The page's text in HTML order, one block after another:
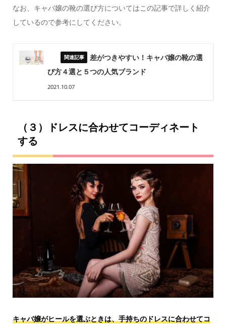
なお、キャバ嬢の靴の選び方についてはこの記事で詳しく紹介
しているので参考にしてください。
差がつきやすい！キャバ嬢の靴の選
び方４選と５つの人気ブランド
2021.10.07
（３）ドレスに合わせてコーディネート
する
キャバ嬢がヒールを選ぶときは、手持ちのドレスに合わせてコ